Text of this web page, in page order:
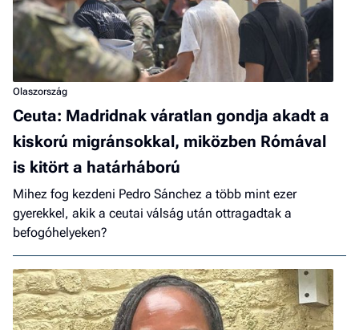
Olaszország
Ceuta: Madridnak váratlan gondja akadt a
kiskorú migránsokkal, miközben Rómával
is kitört a határháború
Mihez fog kezdeni Pedro Sánchez a több mint ezer
gyerekkel, akik a ceutai válság után ottragadtak a
befogóhelyeken?